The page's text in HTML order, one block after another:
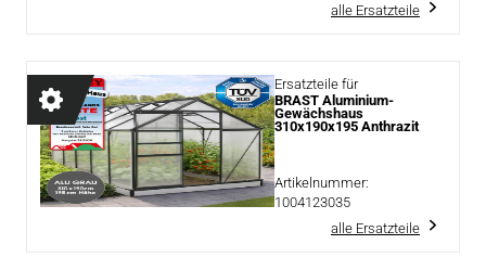
alle Ersatzteile
Ersatzteile für
BRAST Aluminium-
Gewächshaus
310x190x195 Anthrazit
Artikelnummer:
1004123035
alle Ersatzteile